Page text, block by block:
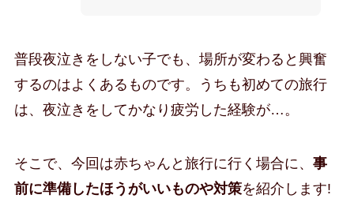
普段夜泣きをしない子でも、場所が変わると興奮
するのはよくあるものです。うちも初めての旅行
は、夜泣きをしてかなり疲労した経験が…。
そこで、今回は赤ちゃんと旅行に行く場合に、 事
前に準備したほうがいいものや対策を紹介します!